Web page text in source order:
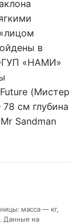
в
«НАМИ»
(Мистер
см глубина
Sandman
масса — кг,
Данные на